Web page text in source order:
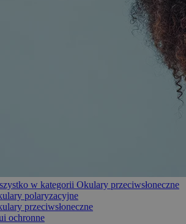
w kategorii Okulary przeciwsłoneczne
polaryzacyjne
przeciwsłoneczne
ochronne